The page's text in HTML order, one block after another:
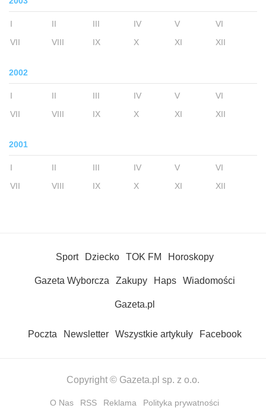
I II III IV V
VI
VII
VIII IX X XI XII
2002
I II III IV V
VI
VII
VIII IX X XI XII
2001
I II III IV V
VI
VII
VIII IX X XI XII
Sport Dziecko TOK FM Horoskopy
Gazeta Wyborcza Zakupy Haps Wiadomości
Gazeta.pl
Poczta Newsletter Wszystkie artykuły Facebook
Copyright © Gazeta.pl sp. z o.o.
O Nas RSS Reklama Polityka prywatności